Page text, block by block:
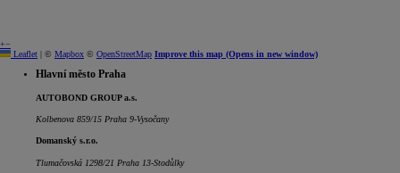
+−
Leaflet | © Mapbox © OpenStreetMap Improve this map (Opens in new window)
Hlavní město Praha
AUTOBOND GROUP a.s.
Kolbenova 859/15 Praha 9-Vysočany
Domanský s.r.o.
Tlumačovská 1298/21 Praha 13-Stodůlky